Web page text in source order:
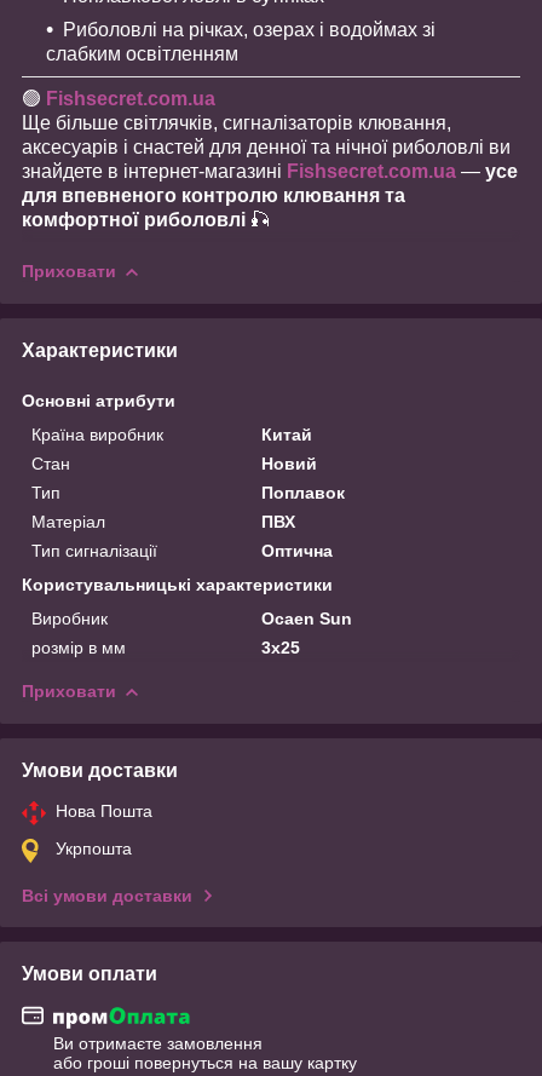
Риболовлі на річках, озерах і водоймах зі
слабким освітленням
🟢 Fishsecret.com.ua
Ще більше світлячків, сигналізаторів клювання,
аксесуарів і снастей для денної та нічної риболовлі ви
знайдете в інтернет-магазині Fishsecret.com.ua — усе
для впевненого контролю клювання та
комфортної риболовлі 🎣
Приховати
Характеристики
Основні атрибути
Країна виробник
Китай
Стан
Новий
Тип
Поплавок
Матеріал
ПВХ
Тип сигналізації
Оптична
Користувальницькі характеристики
Виробник
Ocaen Sun
розмір в мм
3х25
Приховати
Умови доставки
Нова Пошта
Укрпошта
Всі умови доставки
Умови оплати
Ви отримаєте замовлення
або гроші повернуться на вашу картку